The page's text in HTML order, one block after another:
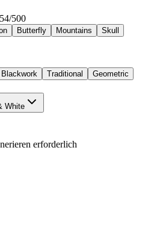
54/500
Butterfly Mountains
Skull
Blackwork Traditional
Geometric
White
erforderlich